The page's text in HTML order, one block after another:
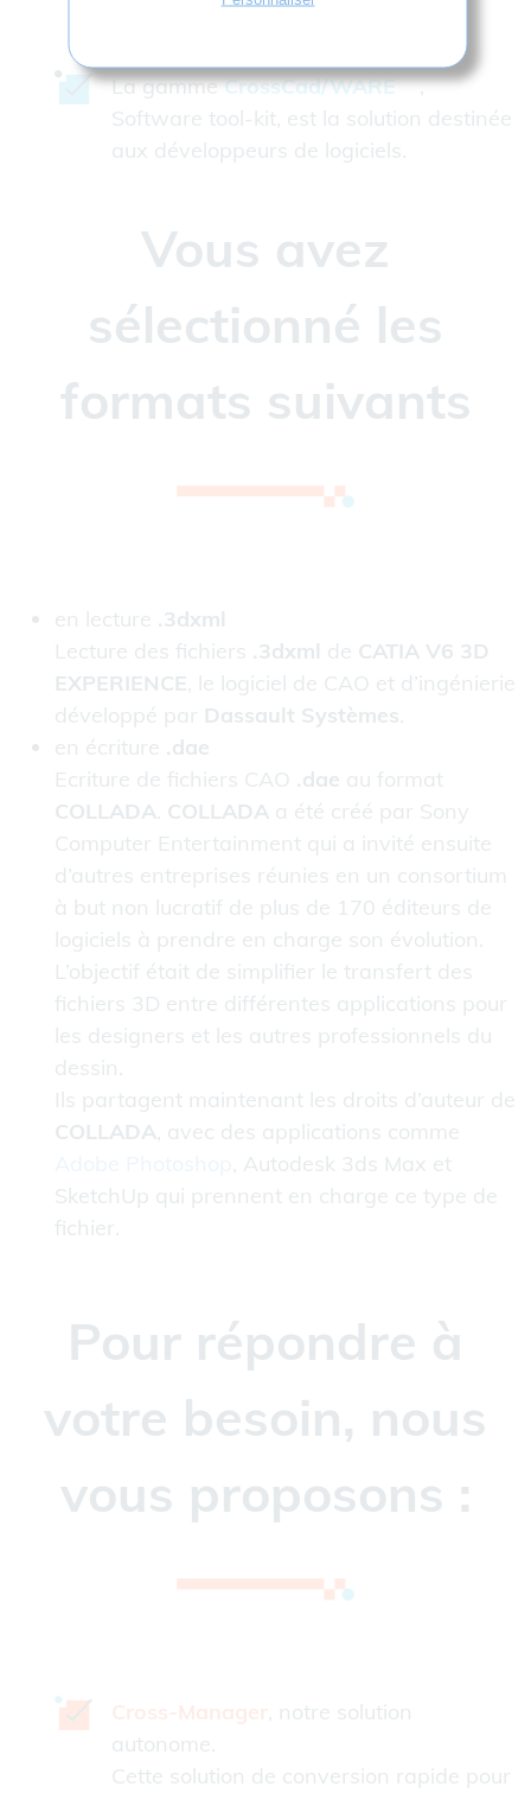
automatique.
La gammeCrossCad/WARE
,
Software tool-kit, est la solution destinée
aux développeurs de logiciels.
Vous avez
sélectionné les
formats suivants
en lecture .3dxml
Lecture des fichiers .3dxml de CATIA V6 3D
EXPERIENCE, le logiciel de CAO et d’ingénierie
développé par Dassault Systèmes.
en écriture .dae
Ecriture de fichiers CAO .dae au format
COLLADA. COLLADA a été créé par Sony
Computer Entertainment qui a invité ensuite
d’autres entreprises réunies en un consortium
à but non lucratif de plus de 170 éditeurs de
logiciels à prendre en charge son évolution.
L’objectif était de simplifier le transfert des
fichiers 3D entre différentes applications pour
les designers et les autres professionnels du
dessin.
Ils partagent maintenant les droits d’auteur de
COLLADA, avec des applications comme
, Autodesk 3ds Max et
SketchUp qui prennent en charge ce type de
fichier.
Pour répondre à
votre besoin, nous
vous proposons :
, notre solution
autonome.
Cette solution de conversion rapide pour